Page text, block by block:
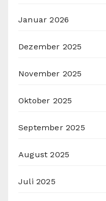
Januar 2026
Dezember 2025
November 2025
Oktober 2025
September 2025
August 2025
Juli 2025